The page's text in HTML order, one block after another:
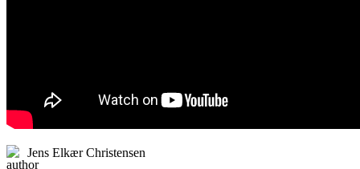
Jens Elkær Christensen